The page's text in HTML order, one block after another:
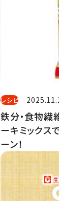
レシピ
鉄分・食物繊
ーキミックス
ーン！